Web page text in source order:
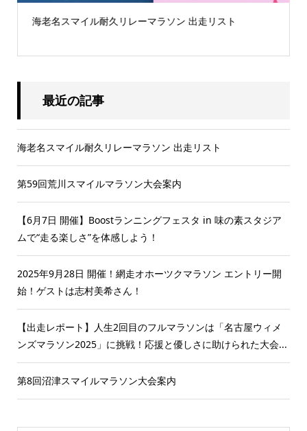
海老名スマイル耐久リレーマラソン 出走リスト
最近の記事
海老名スマイル耐久リレーマラソン 出走リスト
第59回荒川スマイルマラソン大会案内
【6月7日 開催】Boostランニングフェスタ in 味の素スタジア
ムで“走る楽しさ”を体感しよう！
2025年9月28日 開催！網走オホーツクマラソン エントリー開
始！ゲストは志村美希さん！
【出走レポート】人生2回目のフルマラソンは「名古屋ウィメ
ンズマラソン2025」に挑戦！応援と優しさに助けられた大会...
第8回沼津スマイルマラソン大会案内